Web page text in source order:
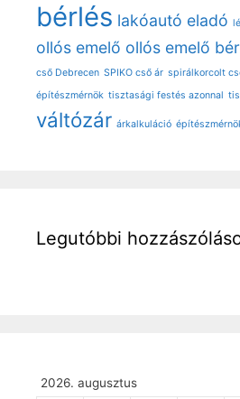
bérlés lakóautó eladó
ollós emelő ollós emelő
cső Debrecen SPIKO cső ár spirálkorcolt
építészmérnök tisztasági festés azonnal
váltózár árkalkuláció
Legutóbbi
2026. augusztus